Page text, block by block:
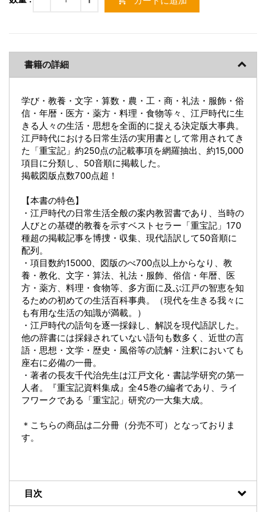
書籍の詳細
学び・教養・文字・算数・農・工・商・礼法・服飾・俗
信・年暦・医方・薬方・料理・食物等々、江戸時代に生
きる人々の生活・思想を全面的に捉える決定版大事典。
江戸時代における日常生活の実用書として常用されてき
た「重宝記」約250点の記載事項を網羅抽出、約15,000
項目に分類し、50音順に掲載した。
掲載図版点数700点超！
【本書の特色】
・江戸時代の日常生活全般の案内教習書であり、当時の
人びとの基礎的教養を示すベストセラー「重宝記」170
種超の掲載記事を博捜・収集、現代語訳して50音順に
配列。
・項目数約15000、図版のべ700点以上からなり、教
養・教化、文字・算法、礼法・服飾、俗信・年暦、医
方・薬方、料理・食物等、多方面に及ぶ江戸の智恵を知
るための初めての生活百科事典。（現代を生きる我々に
も有用な生活の知識が満載。）
・江戸時代の語句を逐一採録し、解説を現代語訳した。
他の辞書には採録されていない語句も数多く、近世の言
語・思想・文学・歴史・風俗等の読解・注釈においても
座右に必備の一冊。
・著者の長友千代治先生は江戸文化・書誌学研究の第一
人者。『重宝記資料集成』全45巻の編者であり、ライ
フワークである「重宝記」研究の一大集大成。
＊こちらの商品は二分冊（分売不可）となっておりま
す。
目次